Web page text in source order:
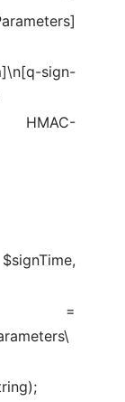
sign-
=